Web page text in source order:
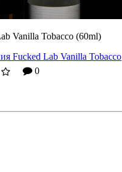
Vanilla Tobacco (60ml)
Fucked Lab Vanilla Tobacco
0